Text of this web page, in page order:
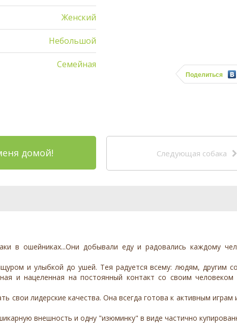
Женский
Небольшой
Семейная
Поделиться
домой! Следующая собака
в ошейниках...Они добывали еду и радовались каждому
и улыбкой до ушей. Тея радуется всему: людям, другим
и нацеленная на постоянный контакт со своим человеком
лидерские качества. Она всегда готова к активным играм
внешность и одну "изюминку" в виде частично